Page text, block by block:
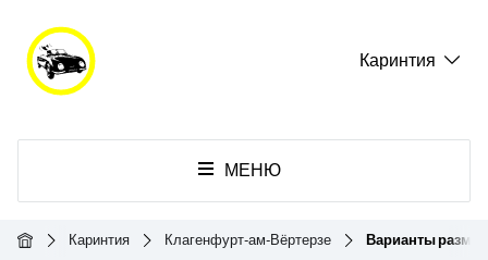
Каринтия
МЕНЮ
ГлавнаяКаринтия Клагенфурт-ам-Вёртерзе Варианты